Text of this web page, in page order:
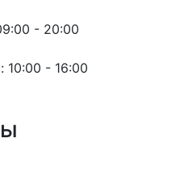
- 20:00
10:00 - 16:00